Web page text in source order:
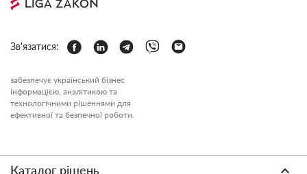
Зв'язатися:
забезпечує український бізнес
інформацією, аналітикою та
технологічними рішеннями для
ефективної та безпечної роботи.
Каталог рішень